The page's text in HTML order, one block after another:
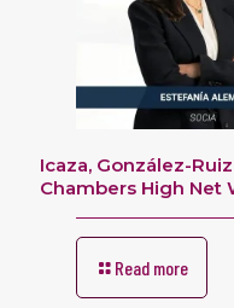
Icaza, González-
Chambers High Net
Read more